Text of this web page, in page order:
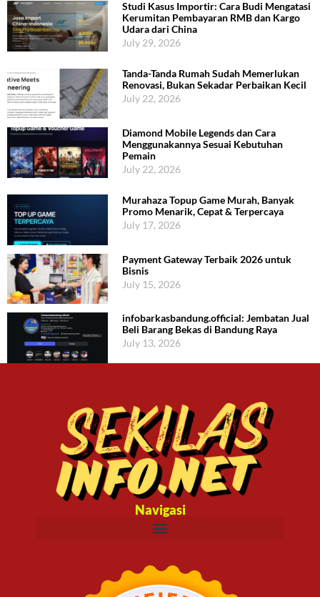
Studi Kasus Importir: Cara Budi Mengatasi
Kerumitan Pembayaran RMB dan Kargo
Udara dari China
July 29, 2026
Tanda-Tanda Rumah Sudah Memerlukan
Renovasi, Bukan Sekadar Perbaikan Kecil
July 22, 2026
Diamond Mobile Legends dan Cara
Menggunakannya Sesuai Kebutuhan
Pemain
July 22, 2026
Murahaza Topup Game Murah, Banyak
Promo Menarik, Cepat & Terpercaya
July 17, 2026
Payment Gateway Terbaik 2026 untuk
Bisnis
July 15, 2026
infobarkasbandung.official: Jembatan Jual
Beli Barang Bekas di Bandung Raya
July 13, 2026
Navigasi